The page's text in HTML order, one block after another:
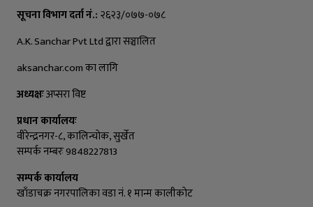
सूचना विभाग दर्ता नं.: २६२३/०७७-०७८
A.K. Sanchar Pvt Ltd द्वारा सञ्चालित
aksanchar.com का लागि
अध्यक्षःअप्सरा विष्ट
प्रधान कार्यालयः
वीरेन्द्रनगर-८, कालिन्चाेक, सुर्खेत
सम्पर्क नम्बरः 9848227813
सम्पर्क कार्यालय
खाँडाचक्र नगरपालिका वडा नं. १ मान्म कालीकाेट